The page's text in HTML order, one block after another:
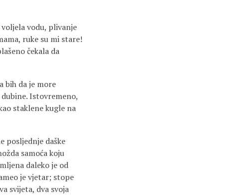
vodu, plivanje
ruke su mi stare!
čekala da
bih da je more
Istovremeno,
staklene kugle na
posljednje daške
samoća koju
daleko je od
je vjetar; stope
svijeta, dva svoja